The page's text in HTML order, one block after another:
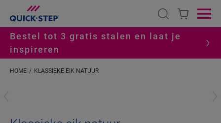
Open search
Bestel tot 3 gratis stalen en laat je
inspireren
HOME KLASSIEKE EIK NATUUR